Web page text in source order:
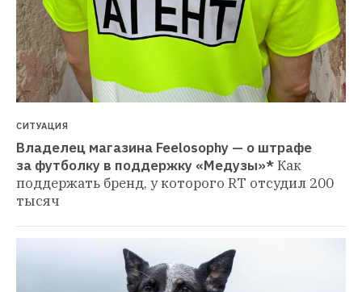
СИТУАЦИЯ
Владелец магазина Feelosophy — о штрафе
за футболку в поддержку «Медузы»*Как
поддержать бренд, у которого RT отсудил 200
тысяч